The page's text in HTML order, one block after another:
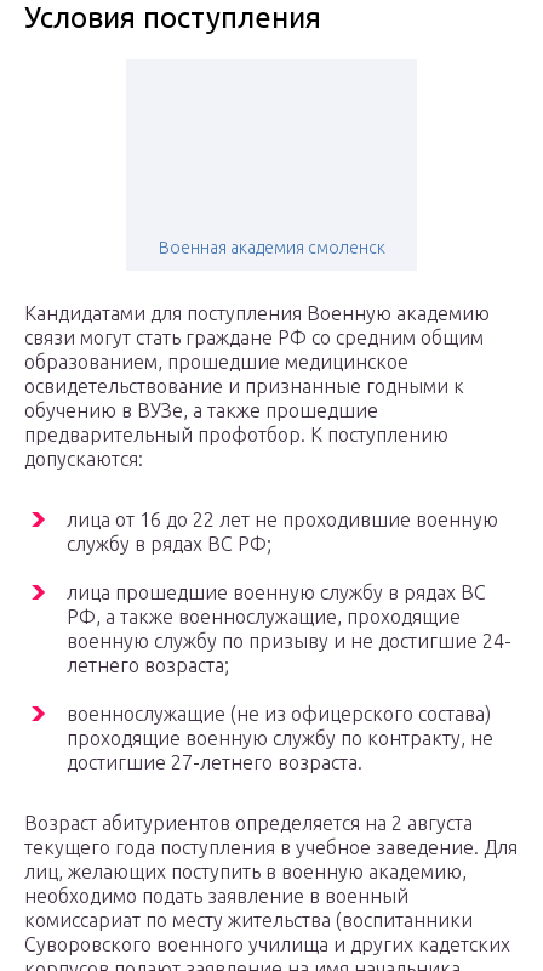
Условия поступления
Военная академия смоленск
Кандидатами для поступления Военную академию
связи могут стать граждане РФ со средним общим
образованием, прошедшие медицинское
освидетельствование и признанные годными к
обучению в ВУЗе, а также прошедшие
предварительный профотбор. К поступлению
допускаются:
лица от 16 до 22 лет не проходившие военную
службу в рядах ВС РФ;
лица прошедшие военную службу в рядах ВС
РФ, а также военнослужащие, проходящие
военную службу по призыву и не достигшие 24-
летнего возраста;
военнослужащие (не из офицерского состава)
проходящие военную службу по контракту, не
достигшие 27-летнего возраста.
Возраст абитуриентов определяется на 2 августа
текущего года поступления в учебное заведение. Для
лиц, желающих поступить в военную академию,
необходимо подать заявление в военный
комиссариат по месту жительства (воспитанники
Суворовского военного училища и других кадетских